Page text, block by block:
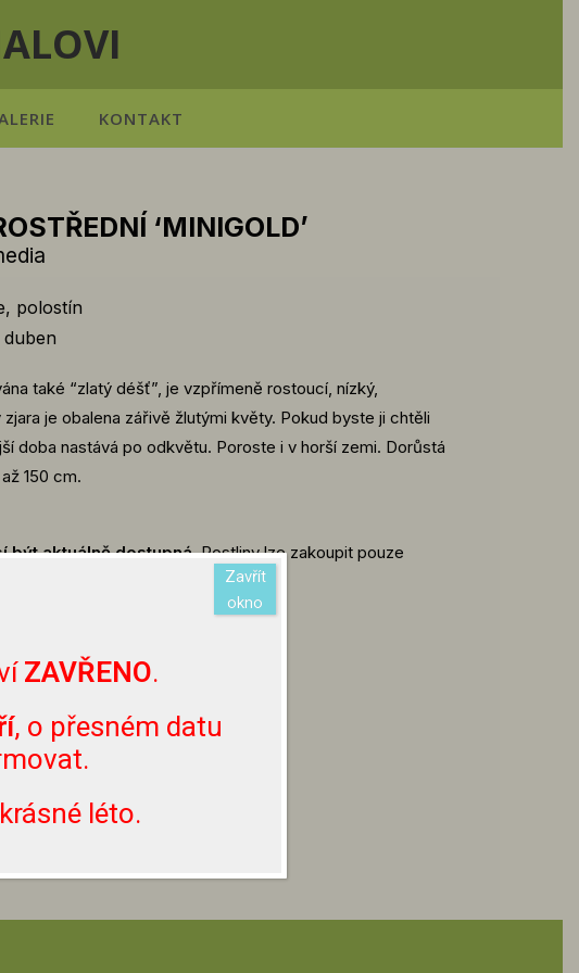
KONTAKT
‘MINIGOLD’
polostín
duben
také “zlatý déšť”, je vzpřímeně rostoucí, nízký,
je obalena zářivě žlutými květy. Pokud byste ji chtěli
doba nastává po odkvětu. Poroste i v horší zemi. Dorůstá
150 cm.
být aktuálně dostupná.Rostliny lze zakoupit pouze
ZAVŘENO.
, o přesném datu
léto.
Zavřít
okno